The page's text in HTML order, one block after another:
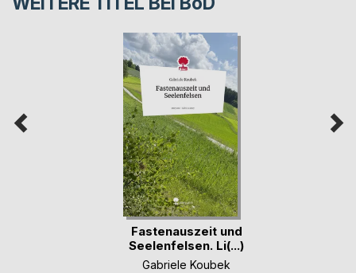
Fastenauszeit und
Seelenfelsen. Li(...)
Gabriele Koubek